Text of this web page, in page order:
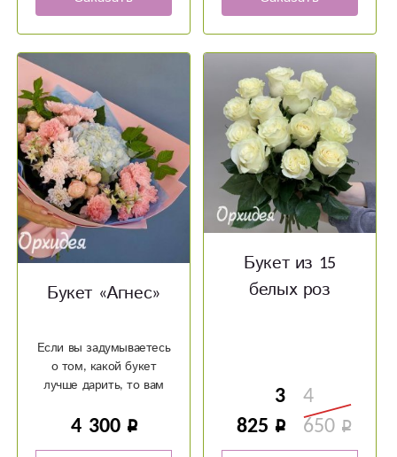
Букет «Агнес»
Если вы задумываетесь
о том, какой букет
лучше дарить, то вам
внимание, именно, на
4 300
Букет из 15
белых роз
3
825
4
650